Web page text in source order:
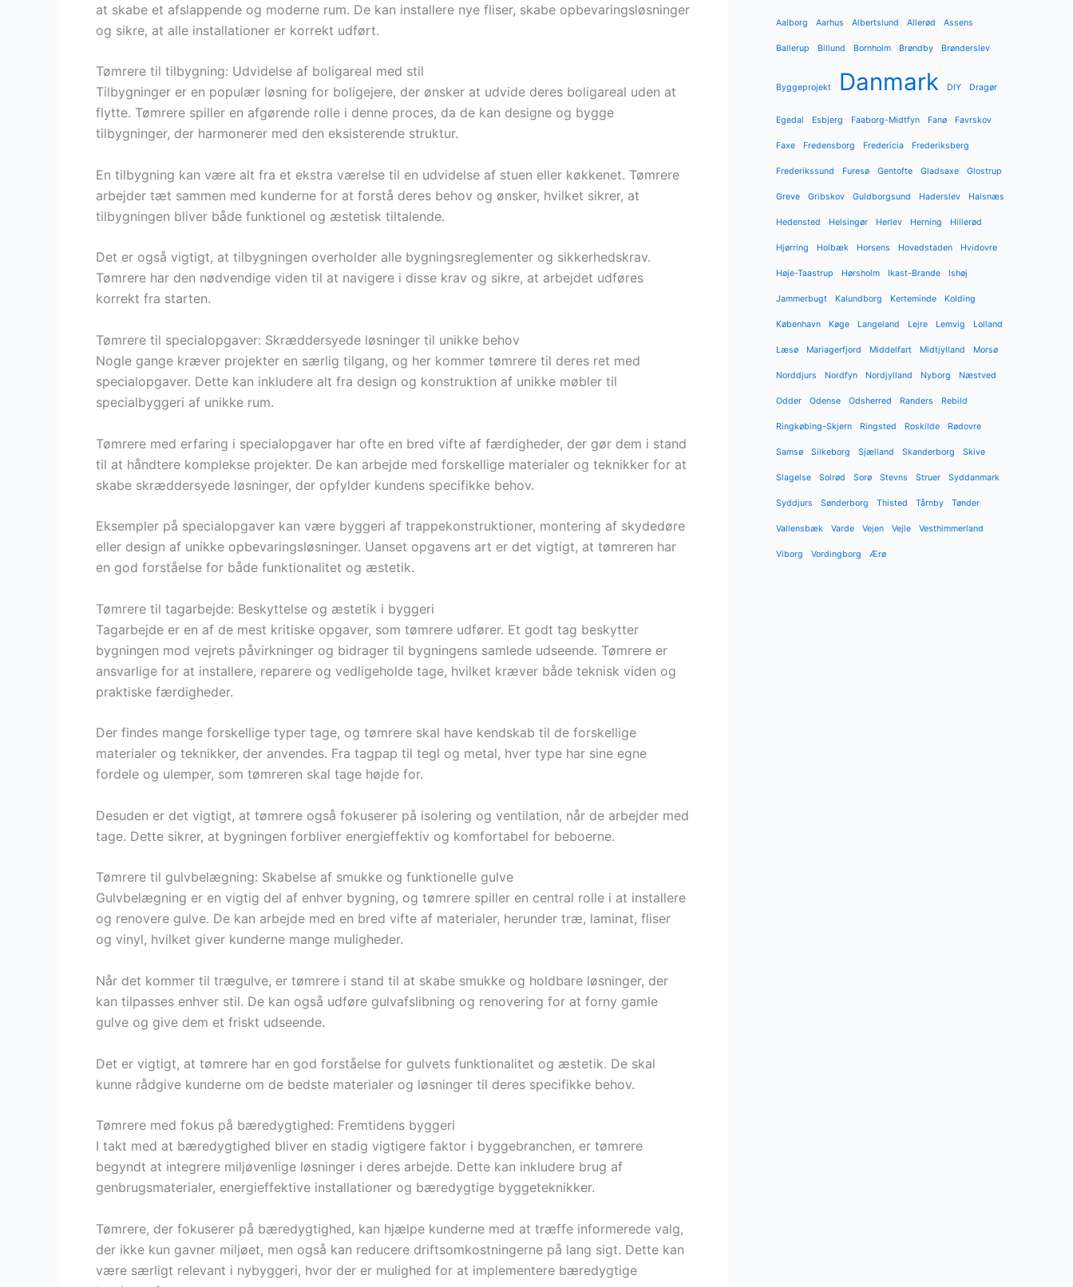
at skabe et afslappende og moderne rum. De kan installere nye fliser, skabe opbevaringsløsninger
og sikre, at alle installationer er korrekt udført.
Tømrere til tilbygning: Udvidelse af boligareal med stil
Tilbygninger er en populær løsning for boligejere, der ønsker at udvide deres boligareal uden at
flytte. Tømrere spiller en afgørende rolle i denne proces, da de kan designe og bygge
tilbygninger, der harmonerer med den eksisterende struktur.
En tilbygning kan være alt fra et ekstra værelse til en udvidelse af stuen eller køkkenet. Tømrere
arbejder tæt sammen med kunderne for at forstå deres behov og ønsker, hvilket sikrer, at
tilbygningen bliver både funktionel og æstetisk tiltalende.
Det er også vigtigt, at tilbygningen overholder alle bygningsreglementer og sikkerhedskrav.
Tømrere har den nødvendige viden til at navigere i disse krav og sikre, at arbejdet udføres
korrekt fra starten.
Tømrere til specialopgaver: Skræddersyede løsninger til unikke behov
Nogle gange kræver projekter en særlig tilgang, og her kommer tømrere til deres ret med
specialopgaver. Dette kan inkludere alt fra design og konstruktion af unikke møbler til
specialbyggeri af unikke rum.
Tømrere med erfaring i specialopgaver har ofte en bred vifte af færdigheder, der gør dem i stand
til at håndtere komplekse projekter. De kan arbejde med forskellige materialer og teknikker for at
skabe skræddersyede løsninger, der opfylder kundens specifikke behov.
Eksempler på specialopgaver kan være byggeri af trappekonstruktioner, montering af skydedøre
eller design af unikke opbevaringsløsninger. Uanset opgavens art er det vigtigt, at tømreren har
en god forståelse for både funktionalitet og æstetik.
Tømrere til tagarbejde: Beskyttelse og æstetik i byggeri
Tagarbejde er en af de mest kritiske opgaver, som tømrere udfører. Et godt tag beskytter
bygningen mod vejrets påvirkninger og bidrager til bygningens samlede udseende. Tømrere er
ansvarlige for at installere, reparere og vedligeholde tage, hvilket kræver både teknisk viden og
praktiske færdigheder.
Der findes mange forskellige typer tage, og tømrere skal have kendskab til de forskellige
materialer og teknikker, der anvendes. Fra tagpap til tegl og metal, hver type har sine egne
fordele og ulemper, som tømreren skal tage højde for.
Desuden er det vigtigt, at tømrere også fokuserer på isolering og ventilation, når de arbejder med
tage. Dette sikrer, at bygningen forbliver energieffektiv og komfortabel for beboerne.
Tømrere til gulvbelægning: Skabelse af smukke og funktionelle gulve
Gulvbelægning er en vigtig del af enhver bygning, og tømrere spiller en central rolle i at installere
og renovere gulve. De kan arbejde med en bred vifte af materialer, herunder træ, laminat, fliser
og vinyl, hvilket giver kunderne mange muligheder.
Når det kommer til trægulve, er tømrere i stand til at skabe smukke og holdbare løsninger, der
kan tilpasses enhver stil. De kan også udføre gulvafslibning og renovering for at forny gamle
gulve og give dem et friskt udseende.
Det er vigtigt, at tømrere har en god forståelse for gulvets funktionalitet og æstetik. De skal
kunne rådgive kunderne om de bedste materialer og løsninger til deres specifikke behov.
Tømrere med fokus på bæredygtighed: Fremtidens byggeri
I takt med at bæredygtighed bliver en stadig vigtigere faktor i byggebranchen, er tømrere
begyndt at integrere miljøvenlige løsninger i deres arbejde. Dette kan inkludere brug af
genbrugsmaterialer, energieffektive installationer og bæredygtige byggeteknikker.
Tømrere, der fokuserer på bæredygtighed, kan hjælpe kunderne med at træffe informerede valg,
der ikke kun gavner miljøet, men også kan reducere driftsomkostningerne på lang sigt. Dette kan
være særligt relevant i nybyggeri, hvor der er mulighed for at implementere bæredygtige
Aalborg Aarhus Albertslund Allerød Assens
Ballerup Billund Bornholm Brøndby Brønderslev
Byggeprojekt Danmark DIY Dragør
Egedal Esbjerg Faaborg-Midtfyn Fanø Favrskov
Faxe Fredensborg Fredericia Frederiksberg
Frederikssund Furesø Gentofte Gladsaxe Glostrup
Greve Gribskov Guldborgsund Haderslev Halsnæs
Hedensted Helsingør Herlev Herning Hillerød
Hjørring Holbæk Horsens Hovedstaden Hvidovre
Høje-Taastrup Hørsholm Ikast-Brande Ishøj
Jammerbugt Kalundborg Kerteminde Kolding
København Køge Langeland Lejre Lemvig Lolland
Læsø Mariagerfjord Middelfart Midtjylland Morsø
Norddjurs Nordfyn Nordjylland Nyborg Næstved
Odder Odense Odsherred Randers Rebild
Ringkøbing-Skjern Ringsted Roskilde Rødovre
Samsø Silkeborg Sjælland Skanderborg Skive
Slagelse Solrød Sorø Stevns Struer Syddanmark
Syddjurs Sønderborg Thisted Tårnby Tønder
Vallensbæk Varde Vejen Vejle Vesthimmerland
Viborg Vordingborg Ærø